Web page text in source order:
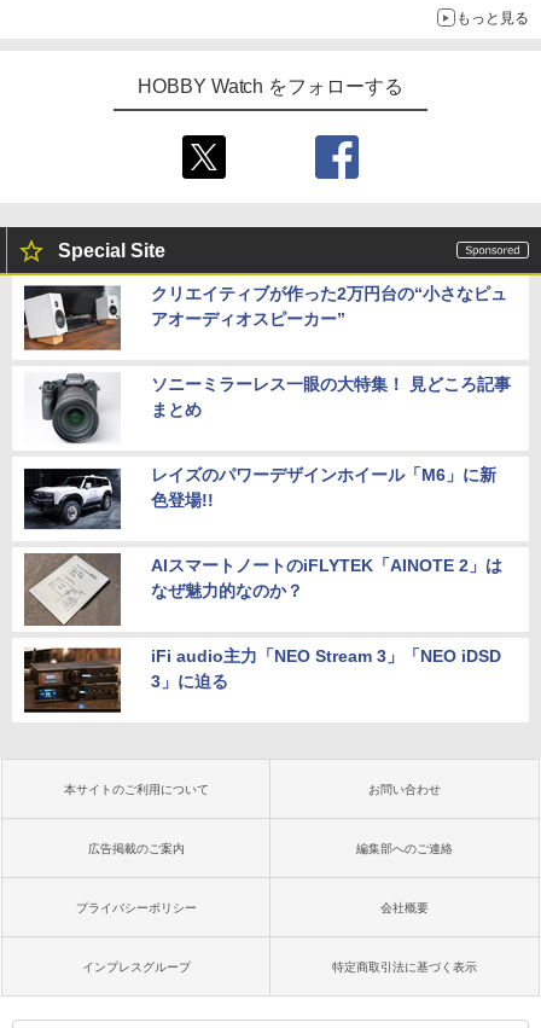
もっと見る
HOBBY Watch をフォローする
Special Site
クリエイティブが作った2万円台の“小さなピュ
アオーディオスピーカー”
ソニーミラーレス一眼の大特集！ 見どころ記事
まとめ
レイズのパワーデザインホイール「M6」に新
色登場!!
AIスマートノートのiFLYTEK「AINOTE 2」は
なぜ魅力的なのか？
iFi audio主力「NEO Stream 3」「NEO iDSD
3」に迫る
本サイトのご利用について お問い合わせ
広告掲載のご案内 編集部へのご連絡
プライバシーポリシー 会社概要
インプレスグループ 特定商取引法に基づく表示